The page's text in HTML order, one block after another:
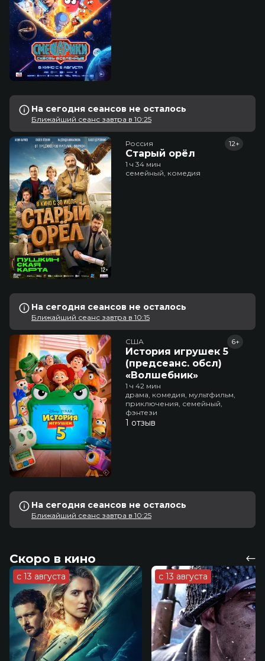
На сегодня сеансов не осталось
Ближайший сеанс завтра в 10:25
Россия
Старый орёл
12+
1 ч 34 мин
семейный, комедия
На сегодня сеансов не осталось
Ближайший сеанс завтра в 10:15
США
История игрушек 5
(предсеанс. обсл)
«Волшебник»
6+
1 ч 42 мин
драма, комедия, мультфильм,
приключения, семейный,
фэнтези
1 отзыв
На сегодня сеансов не осталось
Ближайший сеанс завтра в 10:25
Скоро в кино
с 13 августа с 13 августа